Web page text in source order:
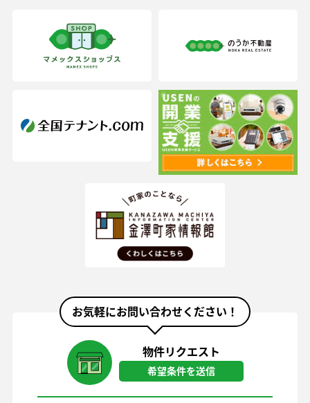
お気軽にお問い合わせください！
物件リクエスト
希望条件を送信